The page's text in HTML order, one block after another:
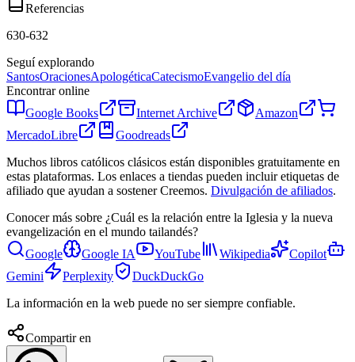
Referencias
630-632
Seguí explorando
SantosOracionesApologéticaCatecismoEvangelio del día
Encontrar online
Google Books
Internet Archive
Amazon
MercadoLibre
Goodreads
Muchos libros católicos clásicos están disponibles gratuitamente en
estas plataformas. Los enlaces a tiendas pueden incluir etiquetas de
afiliado que ayudan a sostener Creemos. Divulgación de afiliados.
Conocer más sobre ¿Cuál es la relación entre la Iglesia y la nueva
evangelización en el mundo tailandés?
Google
Google IA YouTube Wikipedia
Copilot
Gemini
Perplexity
DuckDuckGo
La información en la web puede no ser siempre confiable.
Compartir en